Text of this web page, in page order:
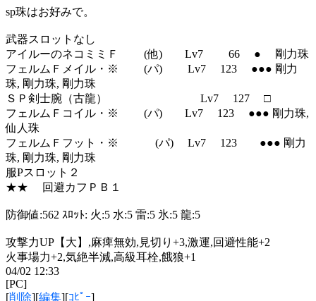
sp珠はお好みで。
武器スロットなし
アイルーのネコミミＦ (他) Lv7 66 ● 剛力珠
フェルムＦメイル・※ (パ) Lv7 123 ●●● 剛力
珠, 剛力珠, 剛力珠
ＳＰ剣士腕（古龍） Lv7 127 □
フェルムＦコイル・※ (パ) Lv7 123 ●●● 剛力珠,
仙人珠
フェルムＦフット・※ (パ) Lv7 123 ●●● 剛力
珠, 剛力珠, 剛力珠
服Pスロット２
★★ 回避カフＰＢ１
防御値:562 ｽﾛｯﾄ: 火:5 水:5 雷:5 氷:5 龍:5
攻撃力UP【大】,麻痺無効,見切り+3,激運,回避性能+2
火事場力+2,気絶半減,高級耳栓,餓狼+1
04/02 12:33
[PC]
[削除][編集][ｺﾋﾟｰ]